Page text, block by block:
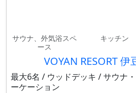
サウナ、外気浴スペ
ース
キッチン
VOYAN RESORT
最大6名 / ウッドデッキ / サウナ
ーケーション